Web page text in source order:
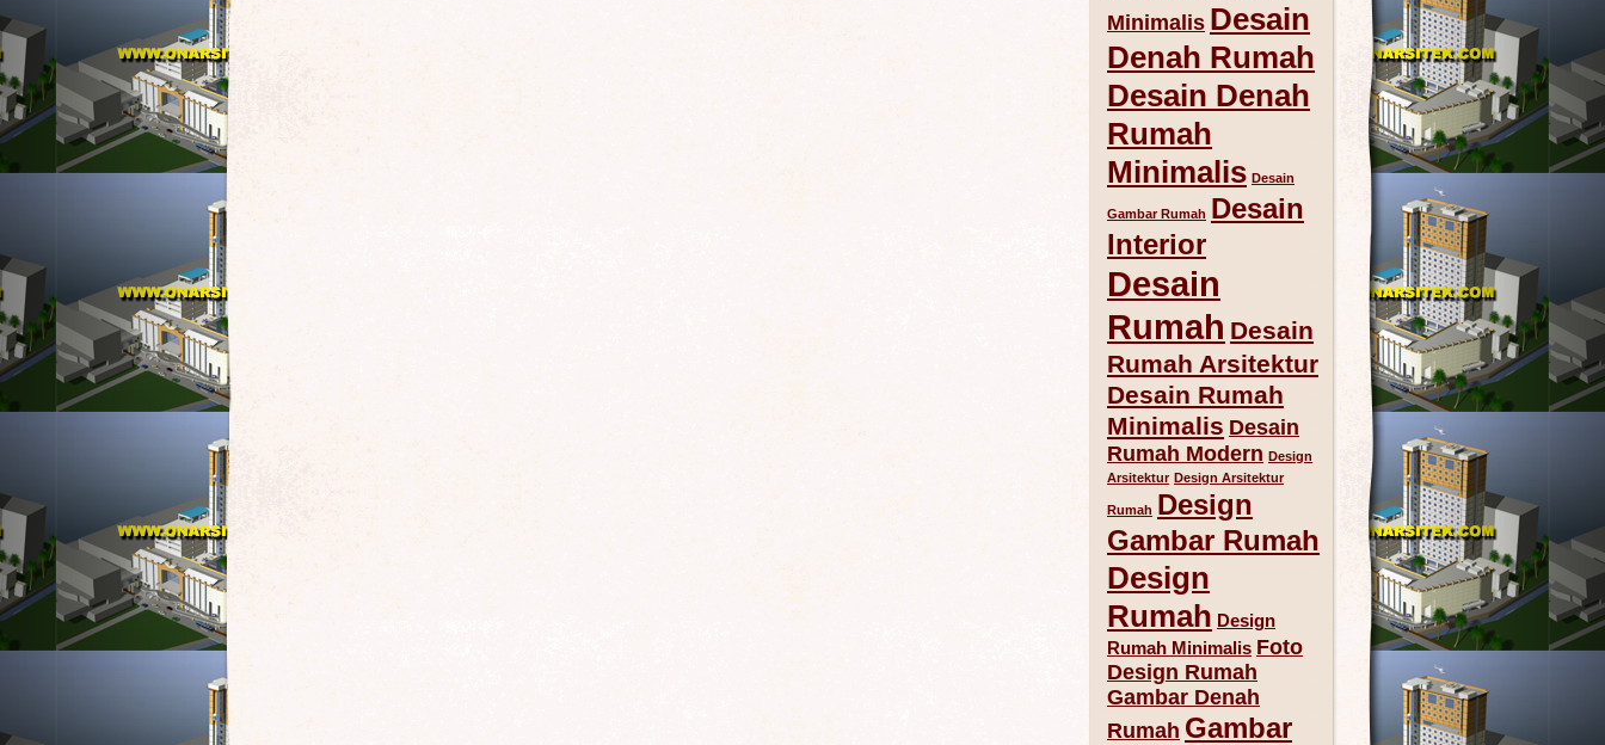
Minimalis Desain
Denah Rumah
Desain Denah
Rumah
Minimalis Desain
Gambar Rumah Desain
Interior
Desain
Rumah Desain
Rumah Arsitektur
Desain Rumah
Minimalis Desain
Rumah Modern Design
Arsitektur Design Arsitektur
Rumah Design
Gambar Rumah
Design
Rumah Design
Rumah Minimalis Foto
Design Rumah
Gambar Denah
Rumah Gambar